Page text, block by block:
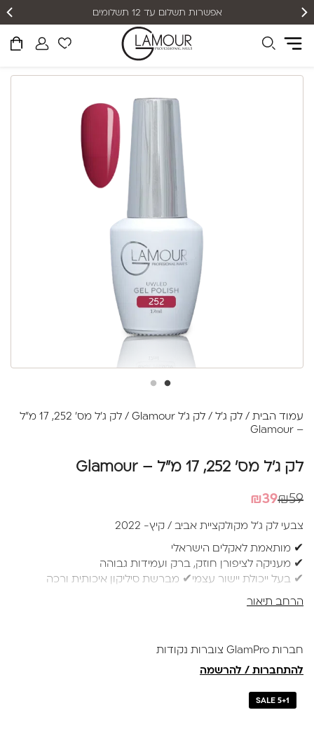
אפשרות תשלום עד 12 תשלומים
עמוד הבית / לק ג'ל / לק ג'ל Glamour
/ לק ג'ל מס' 252, 17 מ"ל
– Glamour
לק ג'ל מס' 252, 17 מ"ל – Glamour
₪59
המחיר
היה:
₪59.
₪39
המחיר
הוא:
₪39.
צבעי לק ג'ל מקולקציית אביב / קיץ- 2022
✔ מותאמת לאקלים הישראלי
✔ מעניקה לציפורן חוזק, ברק ועמידות גבוהה
✔ בעל ייכולת יישור עצמי✔ מברשת סיליקון איכותית ורכה
באישור משרד הבריאות
הרחב תיאור
חברות GlamPro צוברות נקודות
להתחברות / להרשמה
SALE 5+1